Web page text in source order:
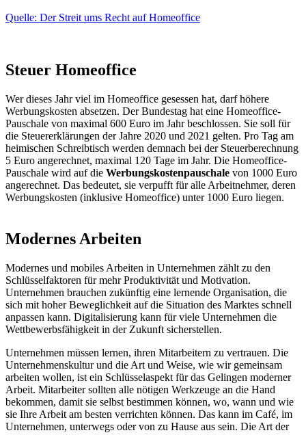
Quelle: Der Streit ums Recht auf Home­of­fice
Steuer Homeoffice
Wer dieses Jahr viel im Homeoffice gesessen hat, darf höhere
Werbungskosten absetzen. Der Bundestag hat eine Homeoffice-
Pauschale von maximal 600 Euro im Jahr beschlossen. Sie soll für
die Steuererklärungen der Jahre 2020 und 2021 gelten. Pro Tag am
heimischen Schreibtisch werden demnach bei der Steuerberechnung
5 Euro angerechnet, maximal 120 Tage im Jahr. Die Homeoffice-
Pauschale wird auf die Werbungskostenpauschale von 1000 Euro
angerechnet. Das bedeutet, sie verpufft für alle Arbeitnehmer, deren
Werbungskosten (inklusive Homeoffice) unter 1000 Euro liegen.
Modernes Arbeiten
Modernes und mobiles Arbeiten in Unternehmen zählt zu den
Schlüsselfaktoren für mehr Produktivität und Motivation.
Unternehmen brauchen zukünftig eine lernende Organisation, die
sich mit hoher Beweglichkeit auf die Situation des Marktes schnell
anpassen kann. Digitalisierung kann für viele Unternehmen die
Wettbewerbsfähigkeit in der Zukunft sicherstellen.
Unternehmen müssen lernen, ihren Mitarbeitern zu vertrauen. Die
Unternehmenskultur und die Art und Weise, wie wir gemeinsam
arbeiten wollen, ist ein Schlüsselaspekt für das Gelingen moderner
Arbeit. Mitarbeiter sollten alle nötigen Werkzeuge an die Hand
bekommen, damit sie selbst bestimmen können, wo, wann und wie
sie Ihre Arbeit am besten verrichten können. Das kann im Café, im
Unternehmen, unterwegs oder von zu Hause aus sein. Die Art der